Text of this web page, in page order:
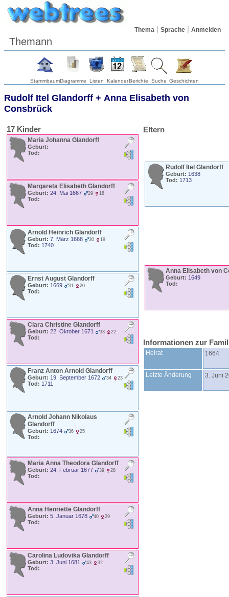
Thema Sprache Anmelden
Themann
StammbaumDiagramme Listen KalenderBerichte Suche Geschichten
Rudolf Itel Glandorff + Anna Elisabeth von
Consbrück
17 Kinder
Maria Johanna Glandorff
Geburt:
Tod:
Margareta Elisabeth Glandorff
Geburt: 24. Mai 1667 29 18
Tod:
Arnold Heinrich Glandorff
Geburt: 7. März 1668 30 19
Tod: 1740
Ernst August Glandorff
Geburt: 1669 31 20
Tod:
Clara Christine Glandorff
Geburt: 22. Oktober 1671 33 22
Tod:
Franz Anton Arnold Glandorff
Geburt: 19. September 1672 34 23
Tod: 1711
Arnold Johann Nikolaus
Glandorff
Geburt: 1674 36 25
Tod:
Maria Anna Theodora Glandorff
Geburt: 24. Februar 1677 39 28
Tod:
Anna Henriette Glandorff
Geburt: 5. Januar 1678 40 29
Tod:
Carolina Ludovika Glandorff
Geburt: 3. Juni 1681 43 32
Tod:
Eltern
Rudolf Itel Glandorff
Geburt: 1638
Tod: 1713
Anna Elisabeth von
Geburt: 1649
Tod:
Informationen zur
Heirat 1664
Letzte Änderung 3. Juni